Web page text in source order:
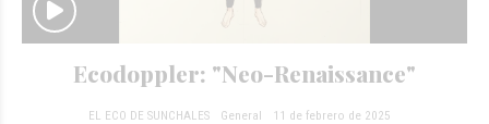
Ecodoppler: "Neo-Renaissance"
EL ECO DE SUNCHALES General 11 de febrero de 2025